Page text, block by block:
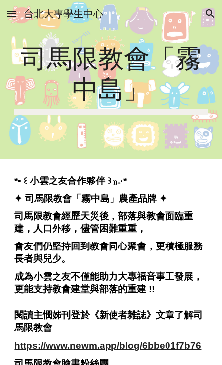
Skip to main content Skip to navigation
台北大專學生中心
司馬限教會「霧
中島」
*• ꒰小雲之友合作夥伴꒱ ₎₎₊·*
✦司馬限教會「霧中島」農產品牌 ✦
司馬限教會經歷天災後，部落與教會面臨重
建，人口外移，儘管困難重重，
會友們仍堅持回到教會同心聚會，更積極服務
長者與兒少。
成為小雲之友不僅能助力大專福音事工發展，
更能支持教會建堂與部落的重建 !!
閱讀主憫姊刊登於《新使者雜誌》文章了解司
馬限教會
https://www.newm.app/blog/6bbe01f7b76